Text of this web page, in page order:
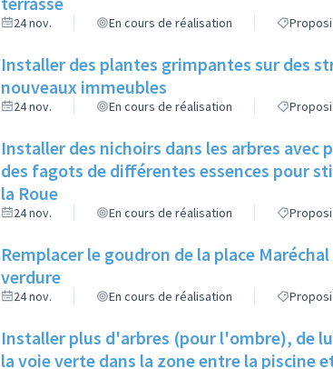
24 nov. En cours de réalisation
Installer des plantes grimpantes sur des
nouveaux immeubles
24 nov. En cours de réalisation
Installer des nichoirs dans les arbres avec
des fagots de différentes essences pour
la Roue
24 nov. En cours de réalisation
Remplacer le goudron de la place
verdure
24 nov. En cours de réalisation
Installer plus d'arbres (pour l'ombre), de
la voie verte dans la zone entre la piscine